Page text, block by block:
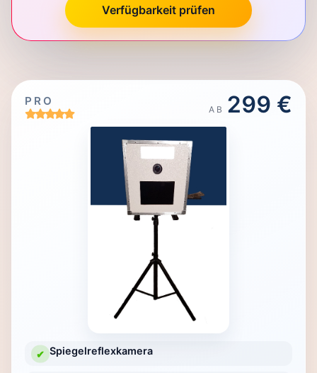
Verfügbarkeit prüfen
PRO
AB 299 €
✔ Spiegelreflexkamera